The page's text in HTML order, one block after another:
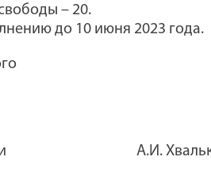
– 20.
до 10 июня 2023 года.
А.И.